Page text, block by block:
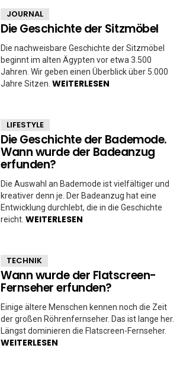
JOURNAL
Die Geschichte der Sitzmöbel
Die nachweisbare Geschichte der Sitzmöbel
beginnt im alten Ägypten vor etwa 3.500
Jahren. Wir geben einen Überblick über 5.000
Jahre Sitzen. WEITERLESEN
LIFESTYLE
Die Geschichte der Bademode.
Wann wurde der Badeanzug
erfunden?
Die Auswahl an Bademode ist vielfältiger und
kreativer denn je. Der Badeanzug hat eine
Entwicklung durchlebt, die in die Geschichte
reicht. WEITERLESEN
TECHNIK
Wann wurde der Flatscreen-
Fernseher erfunden?
Einige ältere Menschen kennen noch die Zeit
der großen Röhrenfernseher. Das ist lange her.
Längst dominieren die Flatscreen-Fernseher.
WEITERLESEN